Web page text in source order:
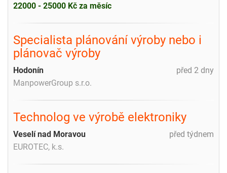
22000 - 25000 Kč za měsíc
Specialista plánování výroby nebo i
plánovač výroby
před 2 dny
Hodonín
ManpowerGroup s.r.o.
Technolog ve výrobě elektroniky
před týdnem
Veselí nad Moravou
EUROTEC, k.s.